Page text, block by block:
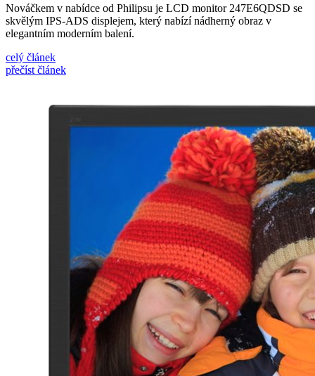
Nováčkem v nabídce od Philipsu je LCD monitor 247E6QDSD se
skvělým IPS-ADS displejem, který nabízí nádherný obraz v
elegantním moderním balení.
celý článek
přečíst článek